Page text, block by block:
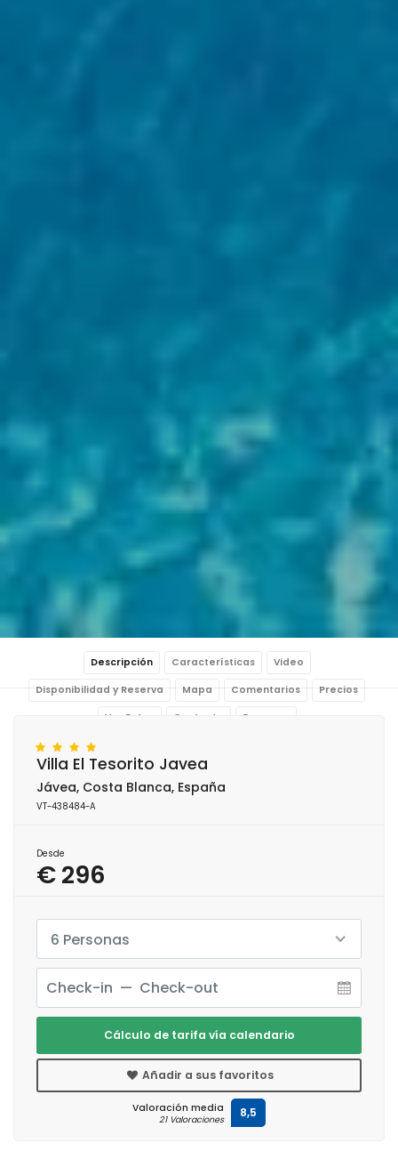
Descripción Características Video
Disponibilidad y Reserva Mapa Comentarios Precios
Ver Fotos Contacto Reservar
Villa El Tesorito Javea
Jávea, Costa Blanca, España
VT-438484-A
Desde
€ 296
6 Personas
Cálculo de tarifa vía calendario
Añadir a sus favoritos
Valoración media
21 Valoraciones 8,5